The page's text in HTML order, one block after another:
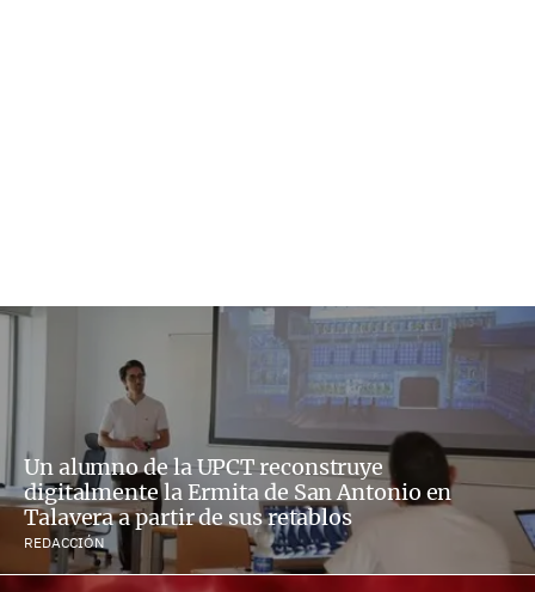
Un alumno de la UPCT reconstruye
digitalmente la Ermita de San Antonio en
Talavera a partir de sus retablos
REDACCIÓN